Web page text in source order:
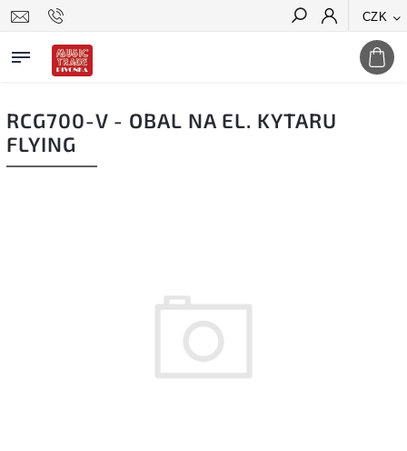
CZK
Hledat
RCG700-V - OBAL NA EL. KYTARU
FLYING